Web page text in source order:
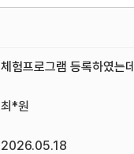
체험프로그램 등록하였는
최*원
2026.05.18